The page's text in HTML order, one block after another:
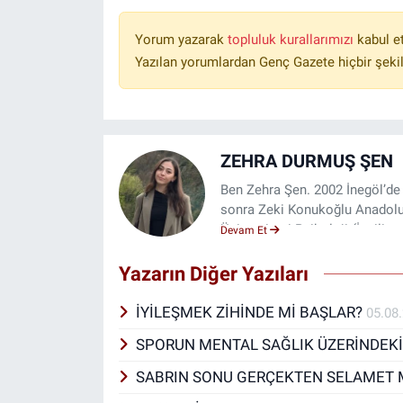
Yorum yazarak topluluk kurallarımızı kabul
Yazılan yorumlardan Genç Gazete hiçbir
ZEHRA DURMUŞ ŞEN
Ben Zehra Şen. 2002
sonra Zeki Konukoğlu
Üniversitesi Psikoloji
Avusturya’daki Graz
mesleki deneyim kazandım.
Performans Testi
sürdürdüm. Yaklaşık yedi
sağlığı üzerine bilimsel
Devam Et
Yazarın Diğer Yazıları
İYİLEŞMEK ZİHİNDE Mİ BAŞLAR?
SPORUN MENTAL SAĞLIK
SABRIN SONU GERÇEKTEN SELAMET